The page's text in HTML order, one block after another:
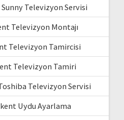
Televizyon Servisi
Televizyon Montajı
Televizyon Tamircisi
Televizyon Tamiri
Televizyon Servisi
Uydu Ayarlama